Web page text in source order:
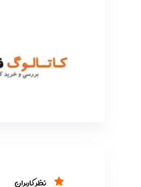
نظر کاربران